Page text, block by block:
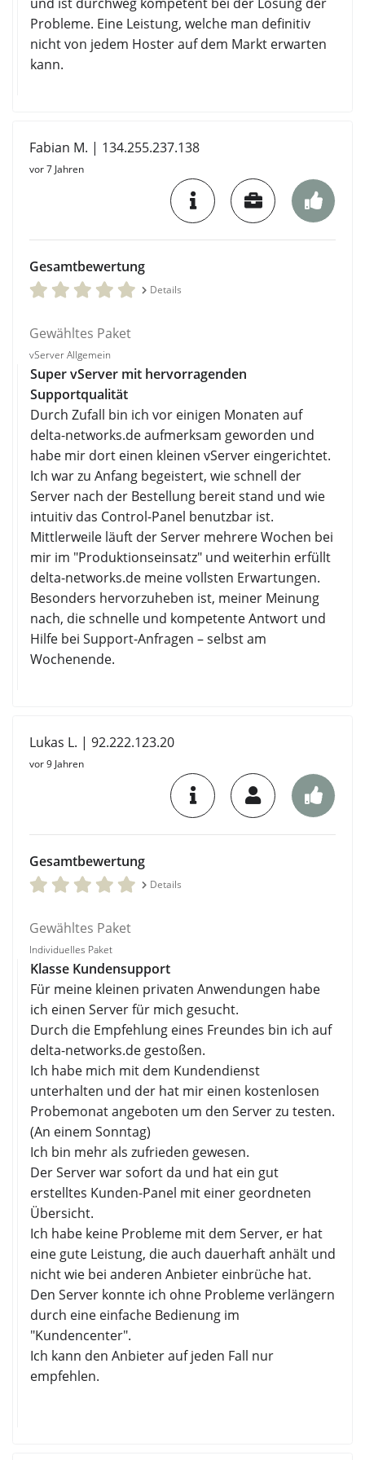
Probleme. Eine Leistung, welche man definitiv
nicht von jedem Hoster auf dem Markt erwarten
kann.
Fabian M. | 134.255.237.138
vor 7 Jahren
Gesamtbewertung
Details
Gewähltes Paket
vServer Allgemein
Super vServer mit hervorragenden
Supportqualität
Durch Zufall bin ich vor einigen Monaten auf
delta-networks.de aufmerksam geworden und
habe mir dort einen kleinen vServer eingerichtet.
Ich war zu Anfang begeistert, wie schnell der
Server nach der Bestellung bereit stand und wie
intuitiv das Control-Panel benutzbar ist.
Mittlerweile läuft der Server mehrere Wochen bei
mir im "Produktionseinsatz" und weiterhin erfüllt
delta-networks.de meine vollsten Erwartungen.
Besonders hervorzuheben ist, meiner Meinung
nach, die schnelle und kompetente Antwort und
Hilfe bei Support-Anfragen – selbst am
Wochenende.
Lukas L. | 92.222.123.20
vor 9 Jahren
Gesamtbewertung
Details
Gewähltes Paket
Individuelles Paket
Klasse Kundensupport
Für meine kleinen privaten Anwendungen habe
ich einen Server für mich gesucht.
Durch die Empfehlung eines Freundes bin ich auf
delta-networks.de gestoßen.
Ich habe mich mit dem Kundendienst
unterhalten und der hat mir einen kostenlosen
Probemonat angeboten um den Server zu testen.
(An einem Sonntag)
Ich bin mehr als zufrieden gewesen.
Der Server war sofort da und hat ein gut
erstelltes Kunden-Panel mit einer geordneten
Übersicht.
Ich habe keine Probleme mit dem Server, er hat
eine gute Leistung, die auch dauerhaft anhält und
nicht wie bei anderen Anbieter einbrüche hat.
Den Server konnte ich ohne Probleme verlängern
durch eine einfache Bedienung im
"Kundencenter".
Ich kann den Anbieter auf jeden Fall nur
empfehlen.